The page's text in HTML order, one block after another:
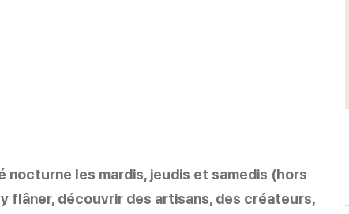
nocturne les mardis, jeudis et samedis (hors
flâner, découvrir des artisans, des créateurs,